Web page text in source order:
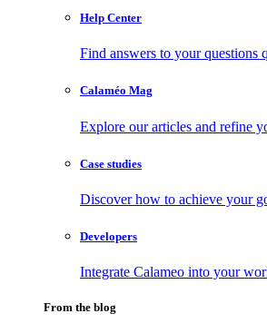
Help Center
Find answers to your questions
Calaméo Mag
Explore our articles and refine
Case studies
Discover how to achieve your
Developers
Integrate Calameo into your
From the blog